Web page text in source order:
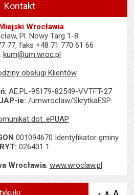
Kontakt
Wrocławia
Pl. Nowy Targ 1-8
77, faks +48 71 770 61 66
kum@um.wroc.pl
obsługi Klientów
AE:PL-95179-82549-VVTFT-27
ie: /umwroclaw/SkrytkaESP
dot. ePUAP
001094670 Identyfikator gminy
026401 1
Wrocławia: www.wroclaw.pl